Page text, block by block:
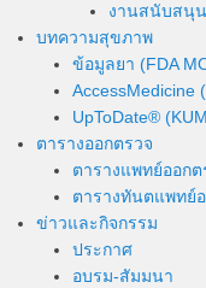
งานสนับสนุ
บทความสุขภาพ
ข้อมูลยา (FDA
AccessMedicine
UpToDate®
ตารางออกตรวจ
ตารางแพทย์ออกต
ตารางทันตแพทย์
ข่าวและกิจกรรม
ประกาศ
อบรม-สัมมนา